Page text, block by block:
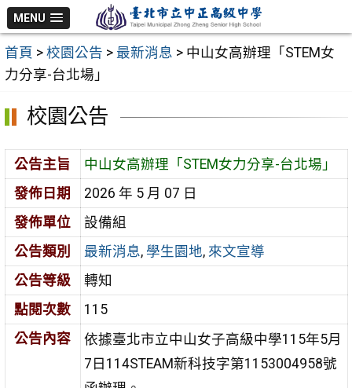
跳
至
主
要
MENU
首頁 > 校園公告 > 最新消息 > 中山女高辦理「STEM女
力分享-台北場」
校園公告
公告主旨
中山女高辦理「STEM女力分享-台北場」
發佈日期
2026 年 5 月 07 日
發佈單位
設備組
公告類別
最新消息, 學生園地, 來文宣導
公告等級
轉知
點閱次數
115
公告內容
依據臺北市立中山女子高級中學115年5月
7日114STEAM新科技字第1153004958號